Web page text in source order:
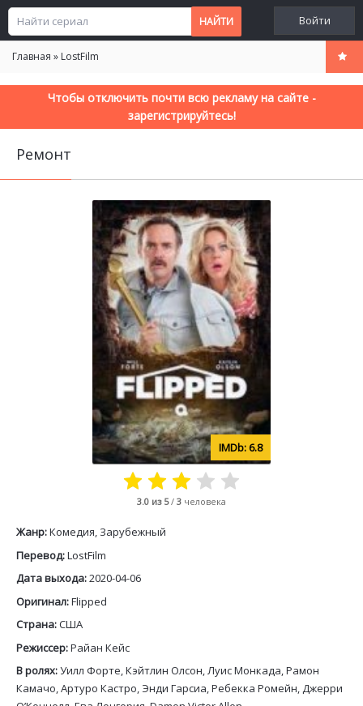
Войти
Главная » LostFilm
Чтобы отключить почти всю рекламу на сайте -
зарегистрируйтесь!
Ремонт
6.8
3.0 из 5/ 3 человека
Жанр:Комедия, Зарубежный
Перевод:LostFilm
Дата выхода:2020-04-06
Оригинал:Flipped
Страна:США
Режиссер:Райан Кейс
В ролях:Уилл Форте, Кэйтлин Олсон, Луис Монкада, Рамон
Камачо, Артуро Кастро, Энди Гарсиа, Ребекка Ромейн, Джерри